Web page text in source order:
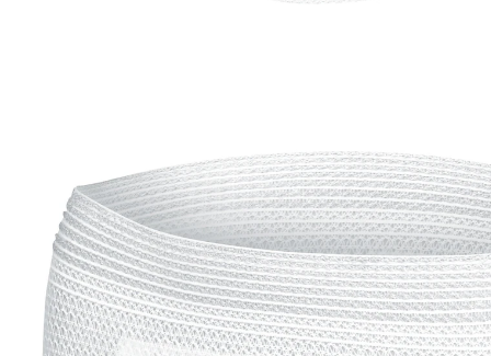
Verzendkosten
VariantUltra, 25 stuks
Maat